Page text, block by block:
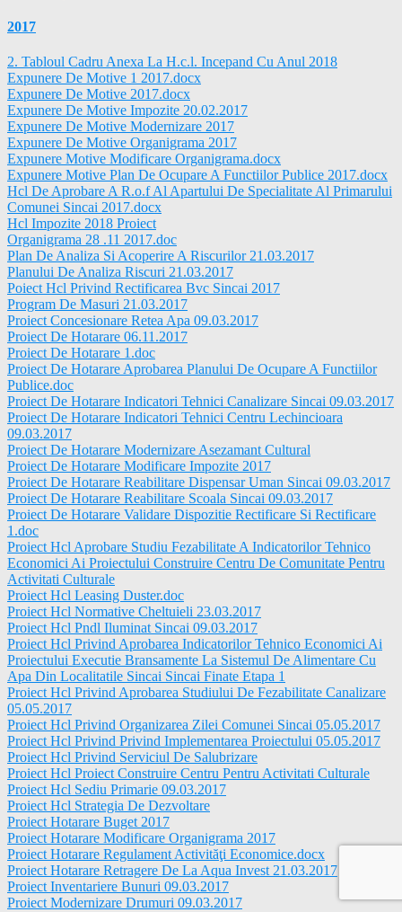
2017
2. Tabloul Cadru Anexa La H.c.l. Incepand Cu Anul 2018
Expunere De Motive 1 2017.docx
Expunere De Motive 2017.docx
Expunere De Motive Impozite 20.02.2017
Expunere De Motive Modernizare 2017
Expunere De Motive Organigrama 2017
Expunere Motive Modificare Organigrama.docx
Expunere Motive Plan De Ocupare A Functiilor Publice 2017.docx
Hcl De Aprobare A R.o.f Al Apartului De Specialitate Al Primarului
Comunei Sincai 2017.docx
Hcl Impozite 2018 Proiect
Organigrama 28 .11 2017.doc
Plan De Analiza Si Acoperire A Riscurilor 21.03.2017
Planului De Analiza Riscuri 21.03.2017
Poiect Hcl Privind Rectificarea Bvc Sincai 2017
Program De Masuri 21.03.2017
Proiect Concesionare Retea Apa 09.03.2017
Proiect De Hotarare 06.11.2017
Proiect De Hotarare 1.doc
Proiect De Hotarare Aprobarea Planului De Ocupare A Functiilor
Publice.doc
Proiect De Hotarare Indicatori Tehnici Canalizare Sincai 09.03.2017
Proiect De Hotarare Indicatori Tehnici Centru Lechincioara
09.03.2017
Proiect De Hotarare Modernizare Asezamant Cultural
Proiect De Hotarare Modificare Impozite 2017
Proiect De Hotarare Reabilitare Dispensar Uman Sincai 09.03.2017
Proiect De Hotarare Reabilitare Scoala Sincai 09.03.2017
Proiect De Hotarare Validare Dispozitie Rectificare Si Rectificare
1.doc
Proiect Hcl Aprobare Studiu Fezabilitate A Indicatorilor Tehnico
Economici Ai Proiectului Construire Centru De Comunitate Pentru
Activitati Culturale
Proiect Hcl Leasing Duster.doc
Proiect Hcl Normative Cheltuieli 23.03.2017
Proiect Hcl Pndl Iluminat Sincai 09.03.2017
Proiect Hcl Privind Aprobarea Indicatorilor Tehnico Economici Ai
Proiectului Executie Bransamente La Sistemul De Alimentare Cu
Apa Din Localitatile Sincai Sincai Finate Etapa 1
Proiect Hcl Privind Aprobarea Studiului De Fezabilitate Canalizare
05.05.2017
Proiect Hcl Privind Organizarea Zilei Comunei Sincai 05.05.2017
Proiect Hcl Privind Privind Implementarea Proiectului 05.05.2017
Proiect Hcl Privind Serviciul De Salubrizare
Proiect Hcl Proiect Construire Centru Pentru Activitati Culturale
Proiect Hcl Sediu Primarie 09.03.2017
Proiect Hcl Strategia De Dezvoltare
Proiect Hotarare Buget 2017
Proiect Hotarare Modificare Organigrama 2017
Proiect Hotarare Regulament Activităţi Economice.docx
Proiect Hotarare Retragere De La Aqua Invest 21.03.2017
Proiect Inventariere Bunuri 09.03.2017
Proiect Modernizare Drumuri 09.03.2017